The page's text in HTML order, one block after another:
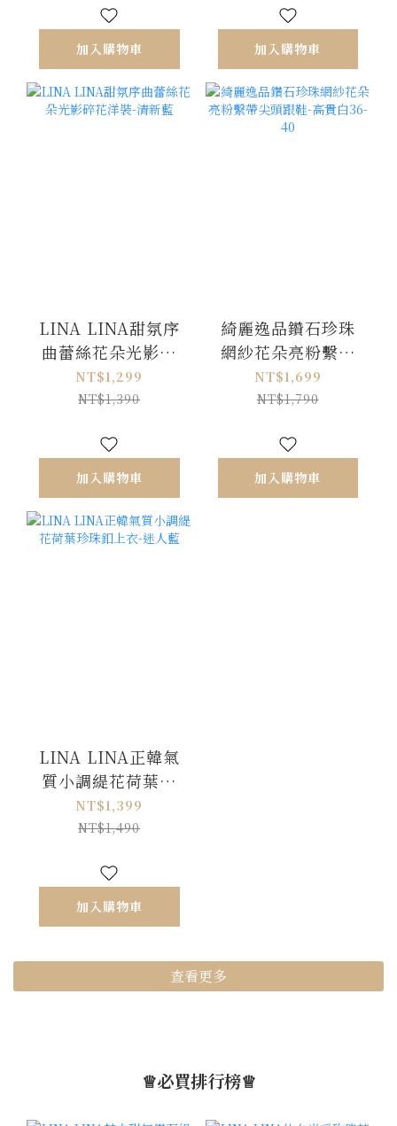
加入購物車 加入購物車
LINA LINA甜氛序
曲蕾絲花朵光影碎
花洋裝-清新藍
NT$1,299
NT$1,390
加入購物車
綺麗逸品鑽石珍珠
網紗花朵亮粉繫帶
尖頭跟鞋-高貴白36-
40
NT$1,699
NT$1,790
加入購物車
LINA LINA正韓氣
質小調緹花荷葉珍
珠釦上衣-迷人藍
NT$1,399
NT$1,490
加入購物車
查看更多
♕必買排行榜♕